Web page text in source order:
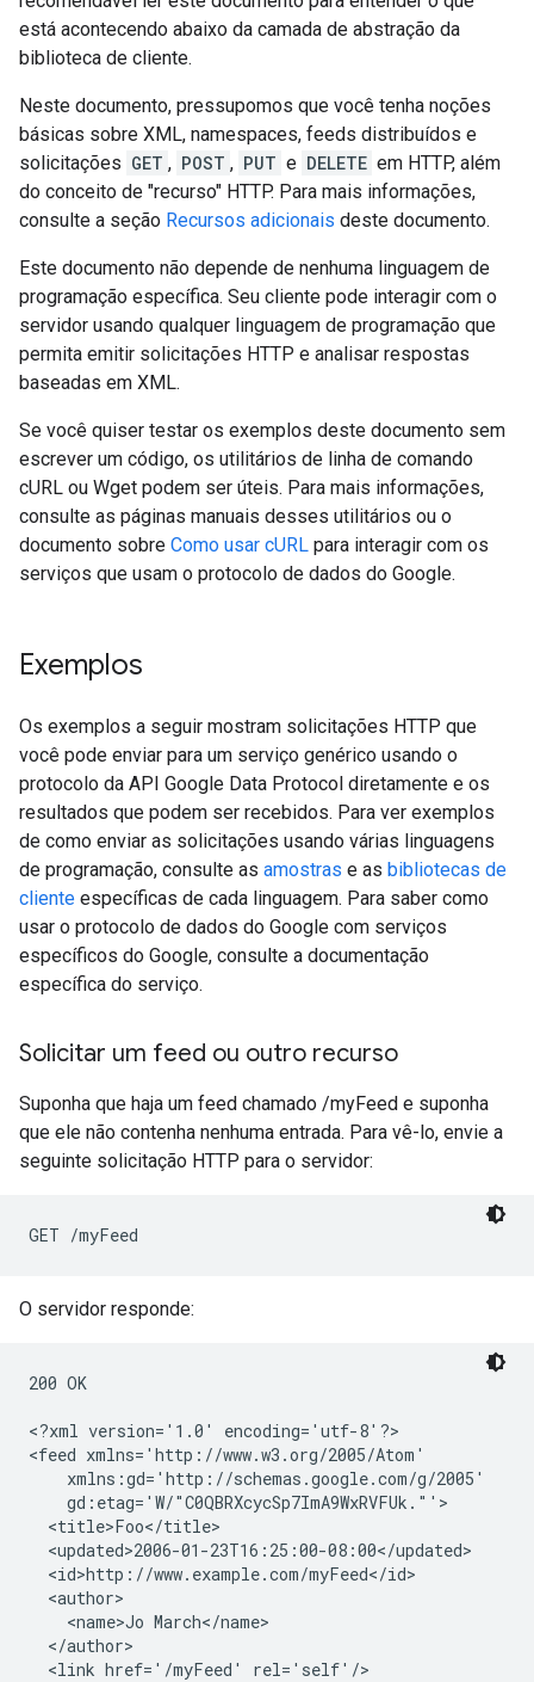
está acontecendo abaixo da camada de abstração da
biblioteca de cliente.
Neste documento, pressupomos que você tenha noções
básicas sobre XML, namespaces, feeds distribuídos e
solicitações GET , POST , PUT e DELETE em HTTP, além
do conceito de "recurso" HTTP. Para mais informações,
consulte a seção Recursos adicionais deste documento.
Este documento não depende de nenhuma linguagem de
programação específica. Seu cliente pode interagir com o
servidor usando qualquer linguagem de programação que
permita emitir solicitações HTTP e analisar respostas
baseadas em XML.
Se você quiser testar os exemplos deste documento sem
escrever um código, os utilitários de linha de comando
cURL ou Wget podem ser úteis. Para mais informações,
consulte as páginas manuais desses utilitários ou o
documento sobre Como usar cURL para interagir com os
serviços que usam o protocolo de dados do Google.
Exemplos
Os exemplos a seguir mostram solicitações HTTP que
você pode enviar para um serviço genérico usando o
protocolo da API Google Data Protocol diretamente e os
resultados que podem ser recebidos. Para ver exemplos
de como enviar as solicitações usando várias linguagens
de programação, consulte as amostras e as bibliotecas de
cliente específicas de cada linguagem. Para saber como
usar o protocolo de dados do Google com serviços
específicos do Google, consulte a documentação
específica do serviço.
Solicitar um feed ou outro recurso
Suponha que haja um feed chamado /myFeed e suponha
que ele não contenha nenhuma entrada. Para vê-lo, envie a
seguinte solicitação HTTP para o servidor:
O servidor responde:
200 OK
<?xml version='1.0' encoding='utf-8'?>
<feed xmlns='http://www.w3.org/2005/Atom'
    xmlns:gd='http://schemas.google.com/g/2005'
    gd:etag='W/"C0QBRXcycSp7ImA9WxRVFUk."'>
  <title>Foo</title>
  <updated>2006-01-23T16:25:00-08:00</updated>
  <id>http://www.example.com/myFeed</id>
  <author>
    <name>Jo March</name>
  </author>
  <link href='/myFeed' rel='self'/>